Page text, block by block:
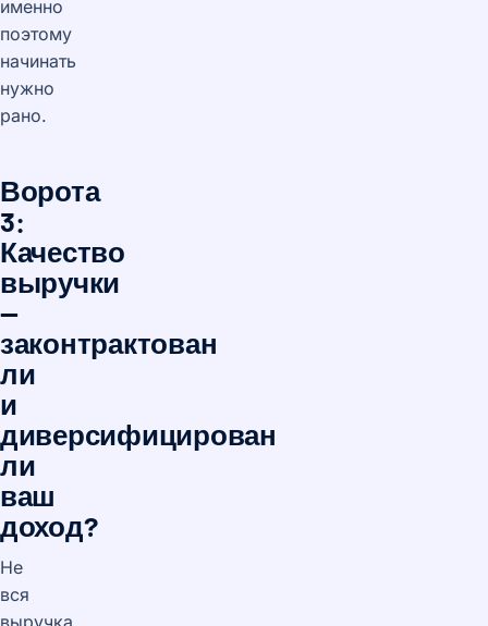
именно
поэтому
начинать
нужно
рано.
Ворота
3:
Качество
выручки
—
законтрактован
ли
и
диверсифицирован
ли
ваш
доход?
Не
вся
выручка